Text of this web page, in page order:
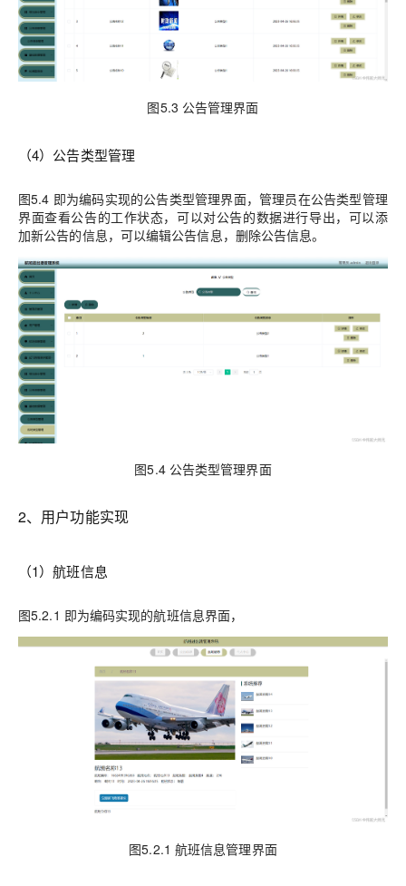
图5.3 公告管理界面
（4）公告类型管理
图5.4 即为编码实现的公告类型管理界面，管理员在公告类型管理
界面查看公告的工作状态，可以对公告的数据进行导出，可以添
加新公告的信息，可以编辑公告信息，删除公告信息。
图5.4 公告类型管理界面
2、用户功能实现
（1）航班信息
图5.2.1 即为编码实现的航班信息界面，
图5.2.1 航班信息管理界面